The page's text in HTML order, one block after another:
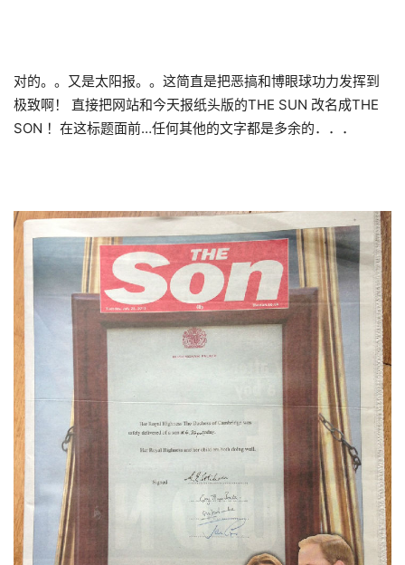
对的。。又是太阳报。。这简直是把恶搞和博眼球功力发挥到
极致啊！ 直接把网站和今天报纸头版的THE SUN 改名成THE
SON ！在这标题面前…任何其他的文字都是多余的．．．